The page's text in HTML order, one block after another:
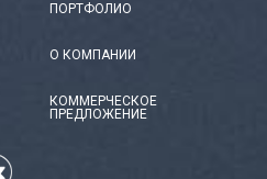
ПОРТФОЛИО
О КОМПАНИИ
КОММЕРЧЕСКОЕ
ПРЕДЛОЖЕНИЕ